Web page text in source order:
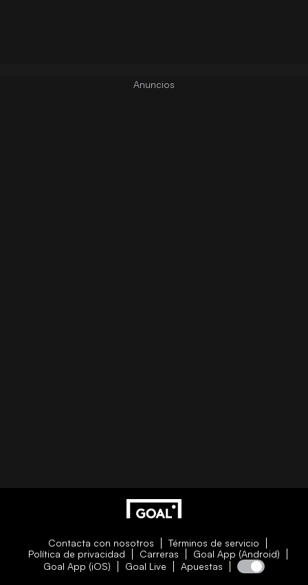
Contacta con nosotros
Términos de servicio
Política de privacidad
Carreras
Goal App (Android)
Goal App (iOS)
Goal Live Apuestas